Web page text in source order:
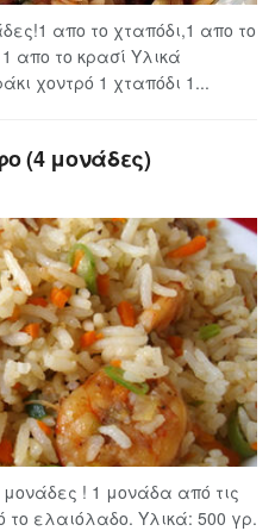
απο το χταπόδι,1 απο το
απο το κρασί Υλικά
χοντρό 1 χταπόδι 1...
(4 μονάδες)
! 1 μονάδα από τις
το ελαιόλαδο. Υλικά: 500 γρ.